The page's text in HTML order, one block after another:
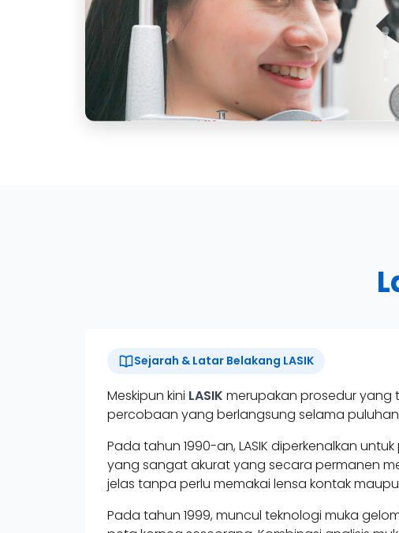
Sejarah & Latar Belakang LASIK
Meskipun kini LASIK merupakan prosedur yang
percobaan yang berlangsung selama
Pada tahun 1990-an, LASIK diperkenalkan
yang sangat akurat yang secara permanen
jelas tanpa perlu memakai lensa kontak
Pada tahun 1999, muncul teknologi muka